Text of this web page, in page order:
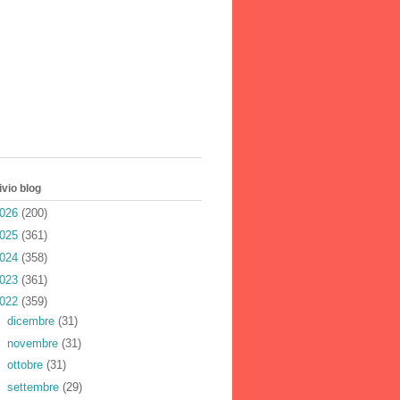
blog
(200)
(361)
(358)
(361)
(359)
dicembre (31)
novembre (31)
ottobre (31)
settembre (29)